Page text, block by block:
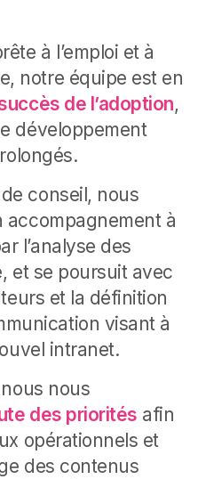
à l’emploi et à
notre équipe est en
de l’adoption,
développement
conseil, nous
accompagnement à
l’analyse des
et se poursuit avec
et la définition
visant à
intranet.
nous
des priorités afin
opérationnels et
des contenus